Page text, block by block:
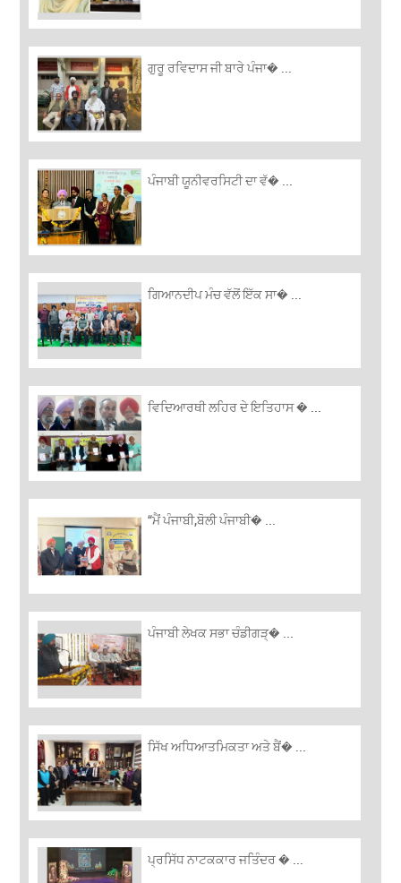
ਗੁਰੂ ਰਵਿਦਾਸ ਜੀ ਬਾਰੇ ਪੰਜਾ� ...
ਪੰਜਾਬੀ ਯੂਨੀਵਰਸਿਟੀ ਦਾ ਵੱ� ...
ਗਿਆਨਦੀਪ ਮੰਚ ਵੱਲੋਂ ਇੱਕ ਸਾ� ...
ਵਿਦਿਆਰਥੀ ਲਹਿਰ ਦੇ ਇਤਿਹਾਸ � ...
“ਮੈਂ ਪੰਜਾਬੀ,ਬੋਲੀ ਪੰਜਾਬੀ� ...
ਪੰਜਾਬੀ ਲੇਖਕ ਸਭਾ ਚੰਡੀਗੜ੍� ...
ਸਿੱਖ ਅਧਿਆਤਮਿਕਤਾ ਅਤੇ ਬੈਂ� ...
ਪ੍ਰਸਿੱਧ ਨਾਟਕਕਾਰ ਜਤਿੰਦਰ � ...